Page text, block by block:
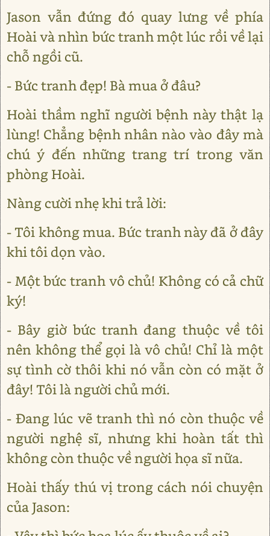
Jason vẫn đứng đó quay lưng về phía
Hoài và nhìn bức tranh một lúc rồi về lại
chỗ ngồi cũ.
- Bức tranh đẹp! Bà mua ở đâu?
Hoài thầm nghĩ người bệnh này thật lạ
lùng! Chẳng bệnh nhân nào vào đây mà
chú ý đến những trang trí trong văn
phòng Hoài.
Nàng cười nhẹ khi trả lời:
- Tôi không mua. Bức tranh này đã ở đây
khi tôi dọn vào.
- Một bức tranh vô chủ! Không có cả chữ
ký!
- Bây giờ bức tranh đang thuộc về tôi
nên không thể gọi là vô chủ! Chỉ là một
sự tình cờ thôi khi nó vẫn còn có mặt ở
đây! Tôi là người chủ mới.
- Đang lúc vẽ tranh thì nó còn thuộc về
người nghệ sĩ, nhưng khi hoàn tất thì
không còn thuộc về người họa sĩ nữa.
Hoài thấy thú vị trong cách nói chuyện
của Jason: